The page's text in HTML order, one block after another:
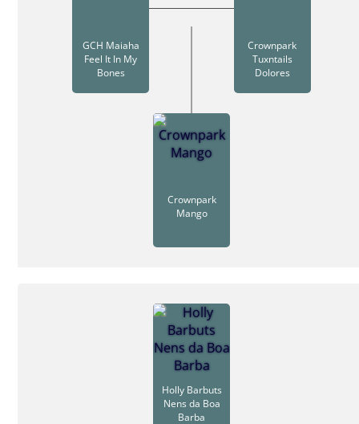
Crownpark
Mango
GCH Maiaha
Feel It In My
Bones
Crownpark
Tuxntails
Dolores
Holly Barbuts
Nens da Boa
Barba